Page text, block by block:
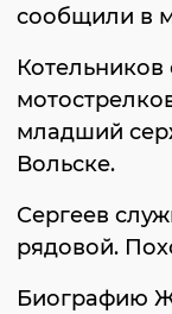
сообщили в
младший
Вольске.
Сергеев
рядовой.
Биографию